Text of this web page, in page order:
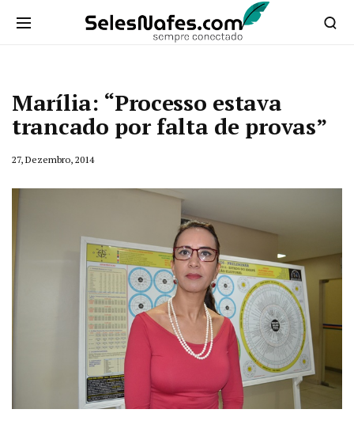
Marília: “Processo estava
trancado por falta de provas”
27, Dezembro, 2014